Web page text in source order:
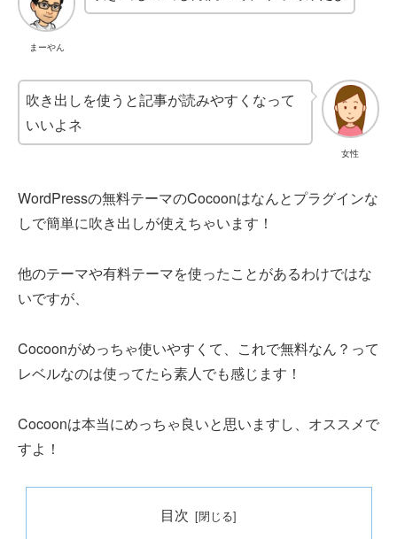
まーやん
女性
吹き出しを使うと記事が読みやすくなって
いいよネ
WordPressの無料テーマのCocoonはなんとプラグインな
しで簡単に吹き出しが使えちゃいます！
他のテーマや有料テーマを使ったことがあるわけではな
いですが、
Cocoonがめっちゃ使いやすくて、これで無料なん？って
レベルなのは使ってたら素人でも感じます！
Cocoonは本当にめっちゃ良いと思いますし、オススメで
すよ！
目次